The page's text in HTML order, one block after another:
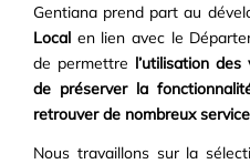
Gentiana prend part au
Local en lien avec le
de permettre l’utilisation des
de préserver la
retrouver de nombreux
Nous travaillons sur la